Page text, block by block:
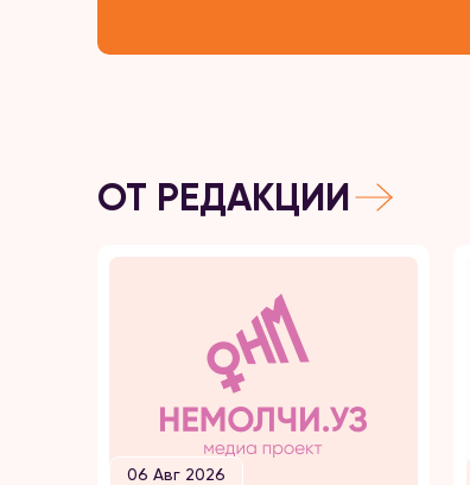
ОТ РЕДАКЦИИ
06 Авг 2026